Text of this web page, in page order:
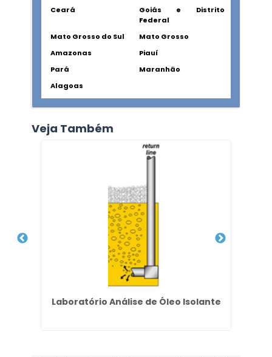
Ceará
Goiás e Distrito
Federal
Mato Grosso do Sul
Mato Grosso
Amazonas
Piauí
Pará
Maranhão
Alagoas
Veja Também
Laboratório Análise de Óleo Isolante